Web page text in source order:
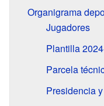
Organigrama
Jugadores
Plantilla
Parcela
Presidencia